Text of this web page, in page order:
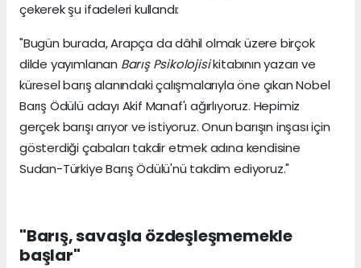
çekerek şu ifadeleri kullandı:
"Bugün burada, Arapça da dâhil olmak üzere birçok
dilde yayımlanan Barış Psikolojisikitabının yazarı ve
küresel barış alanındaki çalışmalarıyla öne çıkan Nobel
Barış Ödülü adayı Akif Manaf'ı ağırlıyoruz. Hepimiz
gerçek barışı arıyor ve istiyoruz. Onun barışın inşası için
gösterdiği çabaları takdir etmek adına kendisine
Sudan-Türkiye Barış Ödülü'nü takdim ediyoruz."
"Barış, savaşla özdeşleşmemekle
başlar"